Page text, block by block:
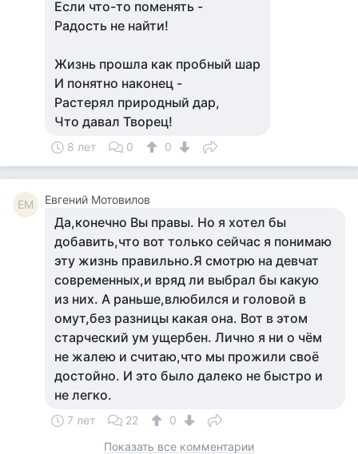
Если что-то поменять -
Радость не найти!
Жизнь прошла как пробный шар
И понятно наконец -
Растерял природный дар,
Что давал Творец!
8 лет 0 0
ЕМ Евгений Мотовилов
Да,конечно Вы правы. Но я хотел бы
добавить,что вот только сейчас я понимаю
эту жизнь правильно.Я смотрю на девчат
современных,и вряд ли выбрал бы какую
из них. А раньше,влюбился и головой в
омут,без разницы какая она. Вот в этом
старческий ум ущербен. Лично я ни о чём
не жалею и считаю,что мы прожили своё
достойно. И это было далеко не быстро и
не легко.
7 лет 22
0
Показать все комментарии